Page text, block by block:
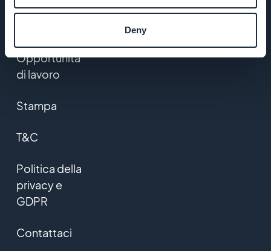
Deny
Startup
Opportunità
di lavoro
Stampa
T&C
Politica della
privacy e
GDPR
Contattaci